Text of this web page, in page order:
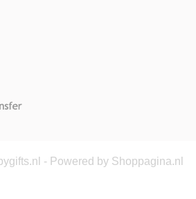
- Powered by Shoppagina.nl